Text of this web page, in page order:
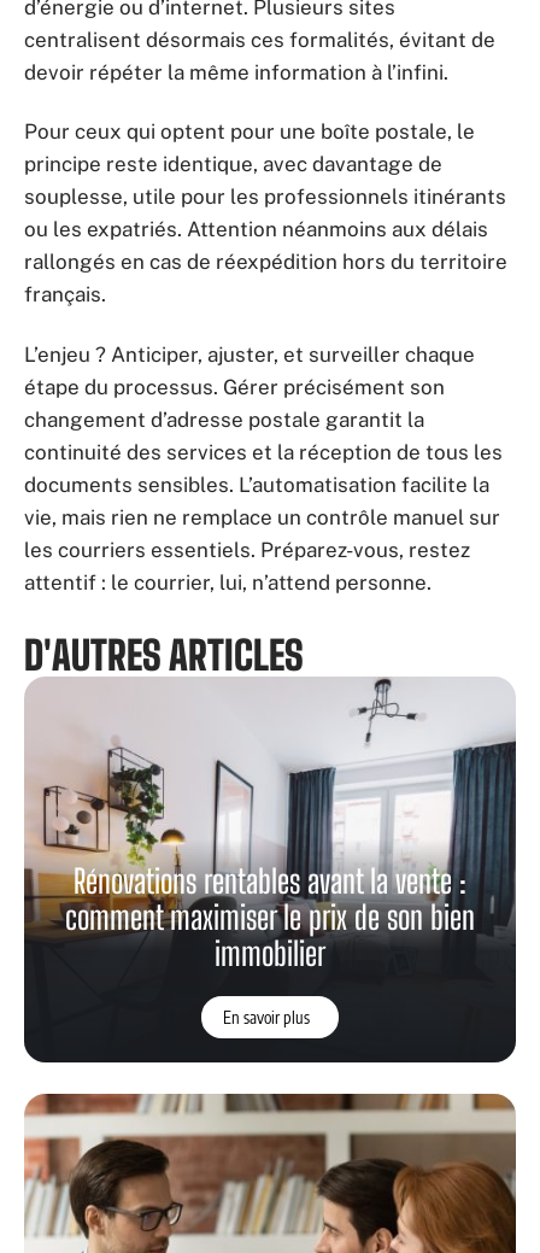
d’énergie ou d’internet. Plusieurs sites
centralisent désormais ces formalités, évitant de
devoir répéter la même information à l’infini.
Pour ceux qui optent pour une boîte postale, le
principe reste identique, avec davantage de
souplesse, utile pour les professionnels itinérants
ou les expatriés. Attention néanmoins aux délais
rallongés en cas de réexpédition hors du territoire
français.
L’enjeu ? Anticiper, ajuster, et surveiller chaque
étape du processus. Gérer précisément son
changement d’adresse postale garantit la
continuité des services et la réception de tous les
documents sensibles. L’automatisation facilite la
vie, mais rien ne remplace un contrôle manuel sur
les courriers essentiels. Préparez-vous, restez
attentif : le courrier, lui, n’attend personne.
D'AUTRES ARTICLES
Rénovations rentables avant la vente :
comment maximiser le prix de son bien
immobilier
En savoir plus